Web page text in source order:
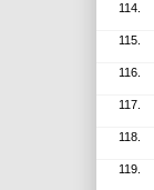
114.
115.
116.
117.
118.
119.